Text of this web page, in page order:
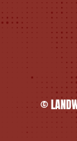
©